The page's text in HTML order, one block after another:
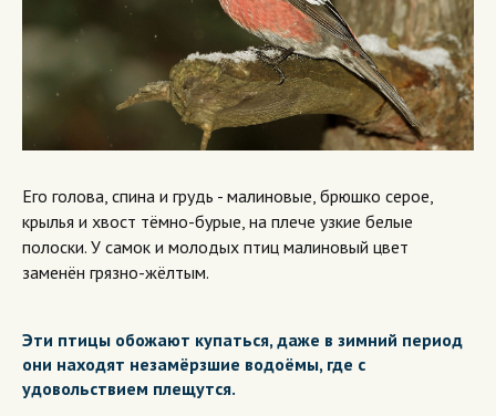
Его голова, спина и грудь - малиновые, брюшко серое,
крылья и хвост тёмно-бурые, на плече узкие белые
полоски. У самок и молодых птиц малиновый цвет
заменён грязно-жёлтым.
Эти птицы обожают купаться, даже в зимний период
они находят незамёрзшие водоёмы, где с
удовольствием плещутся.